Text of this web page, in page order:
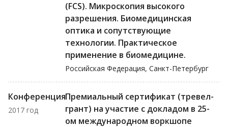
(FCS). Микроскопия высокого
разрешения. Биомедицинская
оптика и сопутствующие
технологии. Практическое
применение в биомедицине.
Российская Федерация, Санкт-Петербург
Конференция
2017 год
Премиальный сертификат (тревел-
грант) на участие с докладом в 25-
ом международном воркшопе